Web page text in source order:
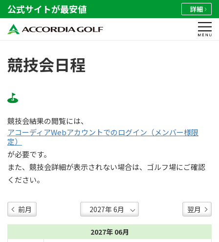
公式サイトが最安値 詳細
競技会日程
競技会結果の閲覧には、
アコーディアWebアカウントでのログイン（メンバー様限
定）
が必要です。
また、競技会詳細が表示されない場合は、ゴルフ場にご確認
ください。
前月 翌月
2027年 06月